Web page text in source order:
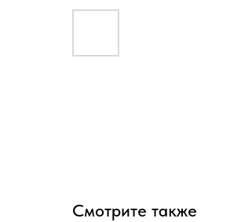
Смотрите также